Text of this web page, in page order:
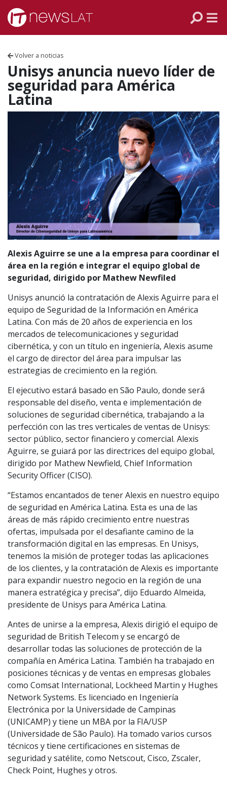
Skip to content
Volver a noticias
Unisys anuncia nuevo líder de
seguridad para América
Latina
Alexis Aguirre se une a la empresa para coordinar el
área en la región e integrar el equipo global de
seguridad, dirigido por Mathew Newfiled
Unisys anunció la contratación de Alexis Aguirre para el
equipo de Seguridad de la Información en América
Latina. Con más de 20 años de experiencia en los
mercados de telecomunicaciones y seguridad
cibernética, y con un título en ingeniería, Alexis asume
el cargo de director del área para impulsar las
estrategias de crecimiento en la región.
El ejecutivo estará basado en São Paulo, donde será
responsable del diseño, venta e implementación de
soluciones de seguridad cibernética, trabajando a la
perfección con las tres verticales de ventas de Unisys:
sector público, sector financiero y comercial. Alexis
Aguirre, se guiará por las directrices del equipo global,
dirigido por Mathew Newfield, Chief Information
Security Officer (CISO).
“Estamos encantados de tener Alexis en nuestro equipo
de seguridad en América Latina. Esta es una de las
áreas de más rápido crecimiento entre nuestras
ofertas, impulsada por el desafiante camino de la
transformación digital en las empresas. En Unisys,
tenemos la misión de proteger todas las aplicaciones
de los clientes, y la contratación de Alexis es importante
para expandir nuestro negocio en la región de una
manera estratégica y precisa”, dijo Eduardo Almeida,
presidente de Unisys para América Latina.
Antes de unirse a la empresa, Alexis dirigió el equipo de
seguridad de British Telecom y se encargó de
desarrollar todas las soluciones de protección de la
compañía en América Latina. También ha trabajado en
posiciones técnicas y de ventas en empresas globales
como Comsat International, Lockheed Martin y Hughes
Network Systems. Es licenciado en Ingeniería
Electrónica por la Universidade de Campinas
(UNICAMP) y tiene un MBA por la FIA/USP
(Universidade de São Paulo). Ha tomado varios cursos
técnicos y tiene certificaciones en sistemas de
seguridad y satélite, como Netscout, Cisco, Zscaler,
Check Point, Hughes y otros.
ECUADOR
PERÚ
CHILE
ARGENTINA
MÉXICO